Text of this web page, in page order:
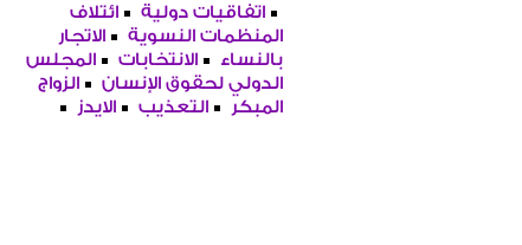
اتفاقيات دولية
ائتلاف
المنظمات النسوية
الاتجار
بالنساء
الانتخابات
المجلس
الدولي لحقوق الإنسان
الزواج
المبكر
التعذيب الايدز